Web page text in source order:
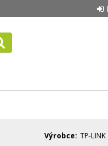
Výrobce TP-LINK